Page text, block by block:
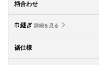
柄合わせ
巾継ぎ 詳細を見る
裾仕様